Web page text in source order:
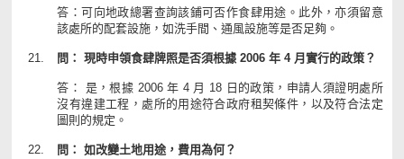
答：可向地政總署查詢該鋪可否作食肆用途。此外，亦須留意
該處所的配套設施，如洗手間、通風設施等是否足夠。
問： 現時申領食肆牌照是否須根據 2006 年 4 月實行的政策？
答： 是，根據 2006 年 4 月 18 日的政策，申請人須證明處所
沒有違建工程，處所的用途符合政府租契條件，以及符合法定
圖則的規定。
問： 如改變土地用途，費用為何？